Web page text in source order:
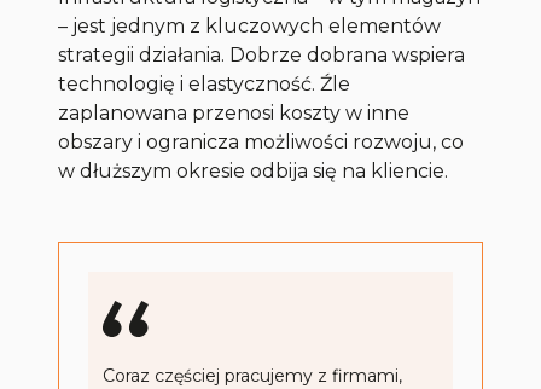
– jest jednym z kluczowych elementów
strategii działania. Dobrze dobrana wspiera
technologię i elastyczność. Źle
zaplanowana przenosi koszty w inne
obszary i ogranicza możliwości rozwoju, co
w dłuższym okresie odbija się na kliencie.
Coraz częściej pracujemy z firmami,